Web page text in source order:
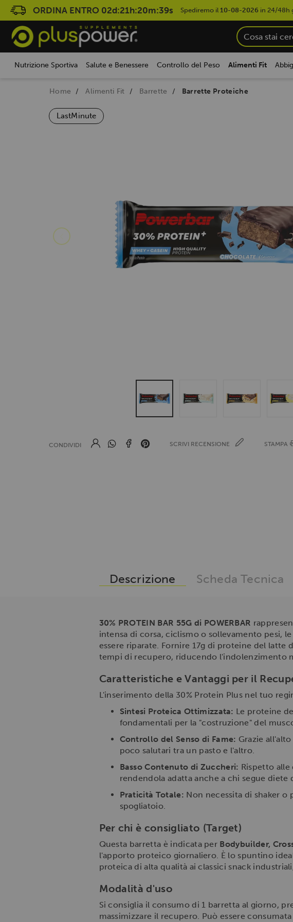
ORDINA ENTRO 02d:21h:20m:38s Spediremo il 10-08-2026 in 24/48h
Nutrizione Sportiva Salute e Benessere Controllo del Peso Alimenti Fit
Home Alimenti Fit Barrette Barrette Proteiche
LastMinute
CONDIVIDI SCRIVI RECENSIONE STAMPA
Descrizione Scheda Tecnica
30% PROTEIN BAR 55G di POWERBAR
intensa di corsa, ciclismo o sollevamento pesi,
essere riparate. Fornire 17g di proteine del
tempi di recupero, riducendo l'indolenzimento
Caratteristiche e Vantaggi per il
L'inserimento della 30% Protein Plus nel tuo
Sintesi Proteica Ottimizzata: Le proteine
fondamentali per la "costruzione" del
Controllo del Senso di Fame: Grazie
poco salutari tra un pasto e l'altro.
Basso Contenuto di Zuccheri: Rispetto
rendendola adatta anche a chi segue diete
Praticità Totale: Non necessita di shaker
spogliatoio.
Per chi è consigliato (Target)
Questa barretta è indicata per Bodybuilder,
l'apporto proteico giornaliero. È lo spuntino
proteica di alta qualità ai classici snack
Modalità d'uso
Si consiglia il consumo di 1 barretta al giorno,
massimizzare il recupero. Può essere